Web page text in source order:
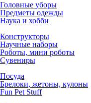
Головные уборы
Предметы одежды
Наука и хобби
Конструкторы
Научные наборы
Роботы, мини роботы
Сувениры
Посуда
Брелоки, жетоны, кулоны
Fun Pet Stuff